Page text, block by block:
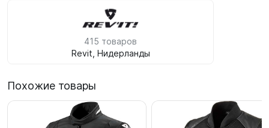
415 товаров
Revit, Нидерланды
Похожие товары